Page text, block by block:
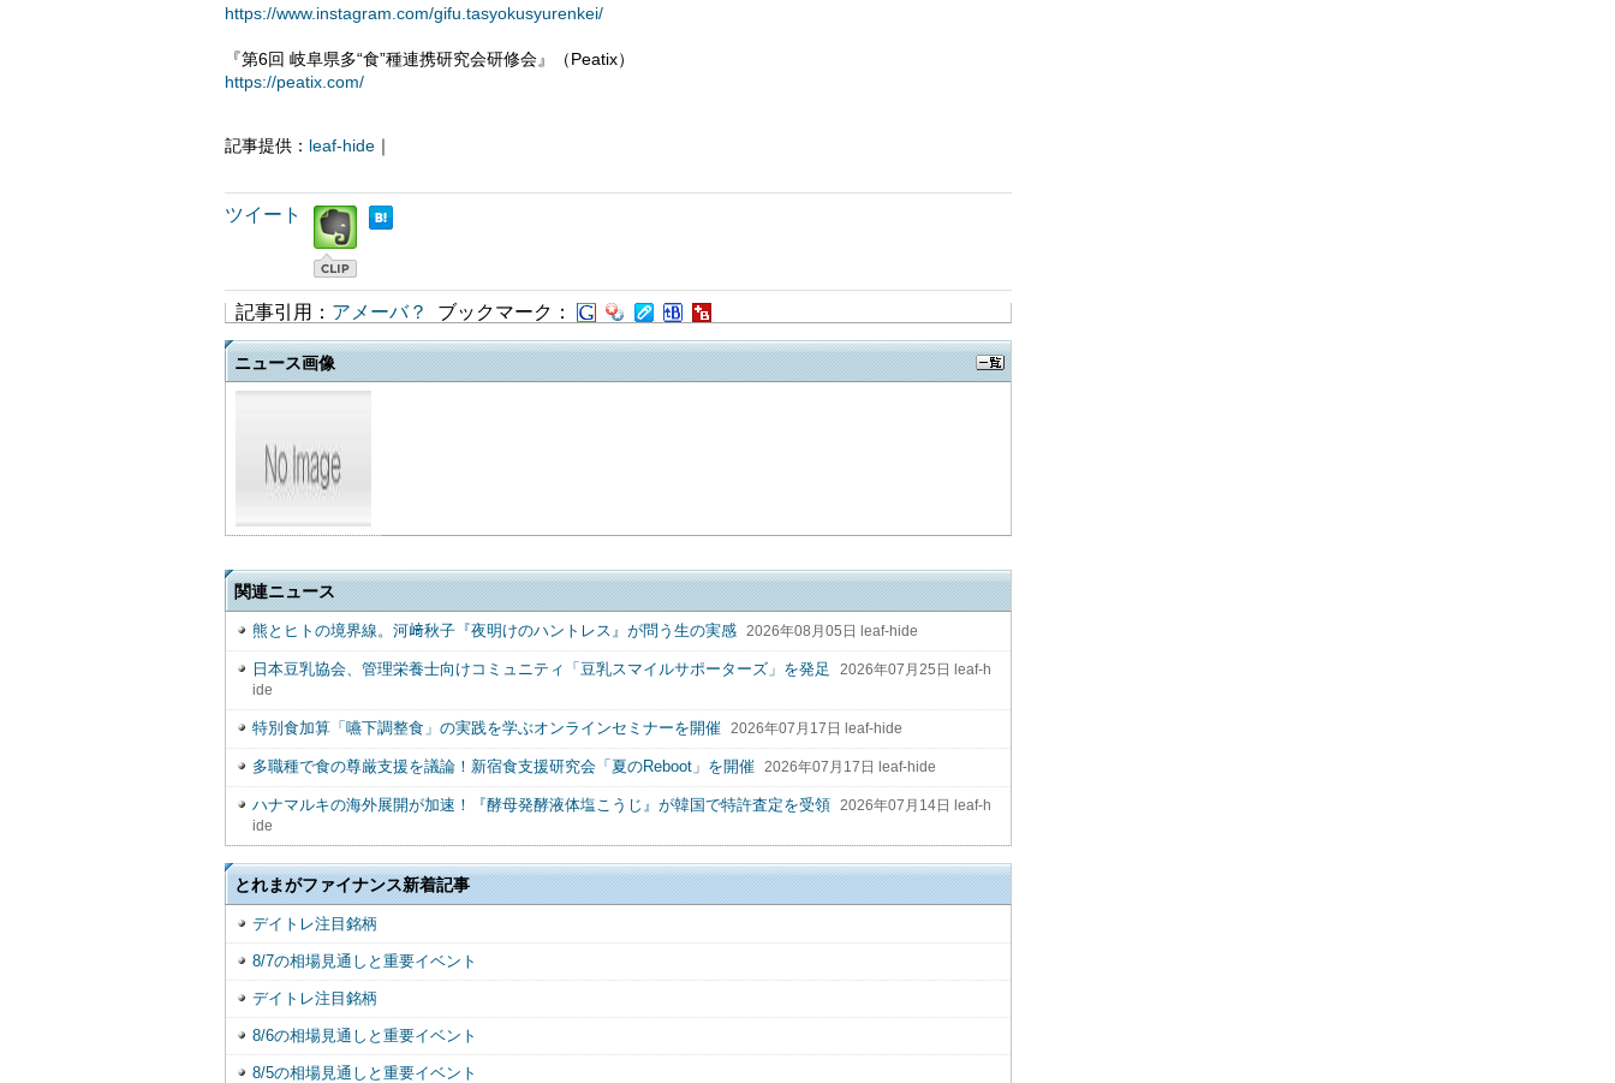
https://www.instagram.com/gifu.tasyokusyurenkei/
『第6回 岐阜県多“食”種連携研究会研修会』（Peatix）
https://peatix.com/
記事提供： leaf-hide ｜
ツイート
記事引用： アメーバ？ ブックマーク：
ニュース画像
関連ニュース
熊とヒトの境界線。河﨑秋子『夜明けのハントレス』が問う生の実感 2026年08月05日 leaf-hide
日本豆乳協会、管理栄養士向けコミュニティ「豆乳スマイルサポーターズ」を発足
2026年07月25日 leaf-h
ide
特別食加算「嚥下調整食」の実践を学ぶオンラインセミナーを開催 2026年07月17日 leaf-hide
多職種で食の尊厳支援を議論！新宿食支援研究会「夏のReboot」を開催 2026年07月17日 leaf-hide
ハナマルキの海外展開が加速！『酵母発酵液体塩こうじ』が韓国で特許査定を受領
2026年07月14日 leaf-h
ide
とれまがファイナンス新着記事
デイトレ注目銘柄
8/7の相場見通しと重要イベント
デイトレ注目銘柄
8/6の相場見通しと重要イベント
8/5の相場見通しと重要イベント